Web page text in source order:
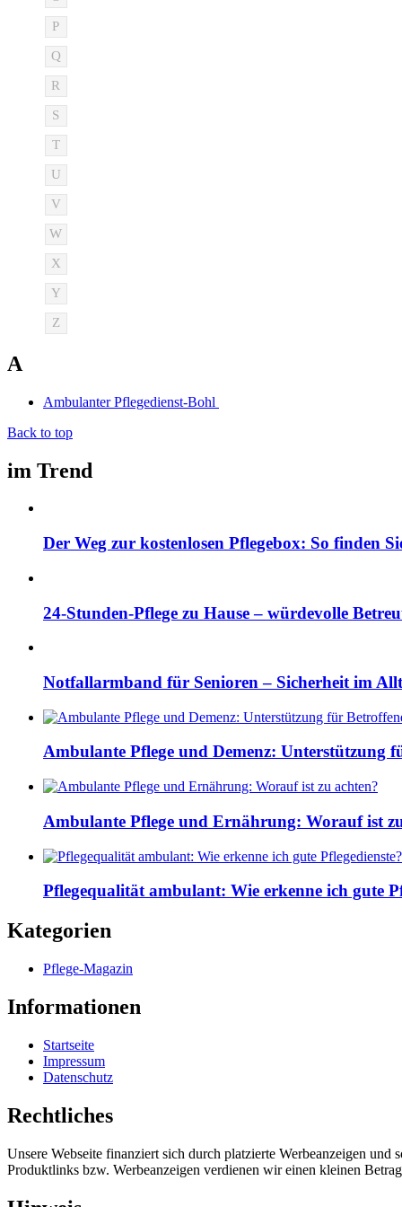
P
Q
R
S
T
U
V
W
X
Y
Z
A
Ambulanter Pflegedienst-Bohl
Back to top
im Trend
Der Weg zur kostenlosen Pflegebox: So finden
24-Stunden-Pflege zu Hause – würdevolle
Notfallarmband für Senioren – Sicherheit im
Ambulante Pflege und Demenz: Unterstützung
Ambulante Pflege und Ernährung: Worauf ist
Pflegequalität ambulant: Wie erkenne ich gute
Kategorien
Pflege-Magazin
Informationen
Startseite
Impressum
Datenschutz
Rechtliches
Unsere Webseite finanziert sich durch platzierte Werbeanzeigen
Produktlinks bzw. Werbeanzeigen verdienen wir einen kleinen